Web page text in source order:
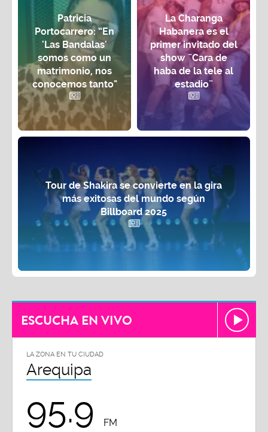
Patricia
Portocarrero: “En
'Las Bandalas'
somos como un
matrimonio, nos
conocemos tanto"
La Charanga
Habanera es el
primer invitado del
show ¨Cara de
haba de la tele al
estadio¨
Tour de Shakira se convierte en la gira
más exitosas del mundo según
Billboard 2025
ESCUCHA EN VIVO
LA ZONA EN TU CIUDAD
Arequipa
95.9 FM